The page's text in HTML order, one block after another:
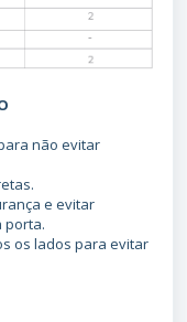
não evitar
e evitar
porta.
os lados para evitar